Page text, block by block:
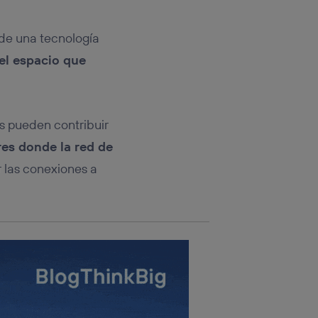
una tecnología
espacio que
pueden contribuir
donde la red de
conexiones a
se
que
la parte